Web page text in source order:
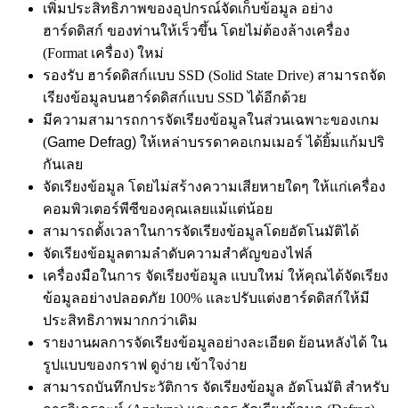
เพิ่มประสิทธิภาพของอุปกรณ์จัดเก็บข้อมูล อย่าง
ฮาร์ดดิสก์ ของท่านให้เร็วขึ้น โดยไม่ต้องล้างเครื่อง
(Format เครื่อง) ใหม่
รองรับ ฮาร์ดดิสก์แบบ SSD (Solid State Drive) สามารถจัด
เรียงข้อมูลบนฮาร์ดดิสก์แบบ SSD ได้อีกด้วย
มีความสามารถการจัดเรียงข้อมูลในส่วนเฉพาะของเกม
(Game Defrag) ให้เหล่าบรรดาคอเกมเมอร์ ได้ยิ้มแก้มปริ
กันเลย
จัดเรียงข้อมูล โดยไม่สร้างความเสียหายใดๆ ให้แก่เครื่อง
คอมพิวเตอร์พีซีของคุณเลยแม้แต่น้อย
สามารถตั้งเวลาในการจัดเรียงข้อมูลโดยอัตโนมัติได้
จัดเรียงข้อมูลตามลำดับความสำคัญของไฟล์
เครื่องมือในการ จัดเรียงข้อมูล แบบใหม่ ให้คุณได้จัดเรียง
ข้อมูลอย่างปลอดภัย 100% และปรับแต่งฮาร์ดดิสก์ให้มี
ประสิทธิภาพมากกว่าเดิม
รายงานผลการจัดเรียงข้อมูลอย่างละเอียด ย้อนหลังได้ ใน
รูปแบบของกราฟ ดูง่าย เข้าใจง่าย
สามารถบันทึกประวัติการ จัดเรียงข้อมูล อัตโนมัติ สำหรับ